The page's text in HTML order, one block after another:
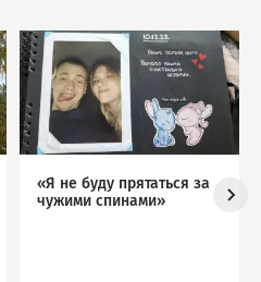
Image
«Я не буду прятаться за
чужими спинами»